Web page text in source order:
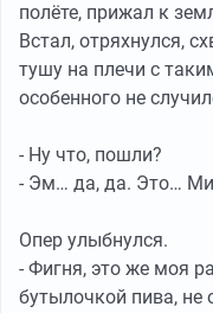
полёте, прижал к
Встал, отряхнулся,
тушу на плечи с
особенного не
- Ну что, пошли?
- Эм… да, да. Это…
Опер улыбнулся.
- Фигня, это же моя
бутылочкой пива,